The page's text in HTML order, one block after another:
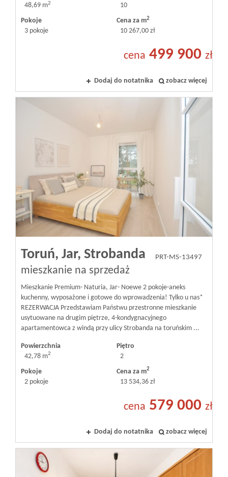
48,69 m2
10
Pokoje
3 pokoje
Cena za m2
10 267,00 zł
cena 499 900 zł
Dodaj do notatnika zobacz więcej
Toruń, Jar, Strobanda
mieszkanie na sprzedaż
PRT-MS-13497
Mieszkanie Premium- Naturia, Jar- Noewe 2 pokoje-aneks
kuchenny, wyposażone i gotowe do wprowadzenia! Tylko u nas*
REZERWACJA Przedstawiam Państwu przestronne mieszkanie
usytuowane na drugim piętrze, 4-kondygnacyjnego
apartamentowca z windą przy ulicy Strobanda na toruńskim ...
Powierzchnia
42,78 m2
Piętro
2
Pokoje
2 pokoje
Cena za m2
13 534,36 zł
cena 579 000 zł
Dodaj do notatnika zobacz więcej